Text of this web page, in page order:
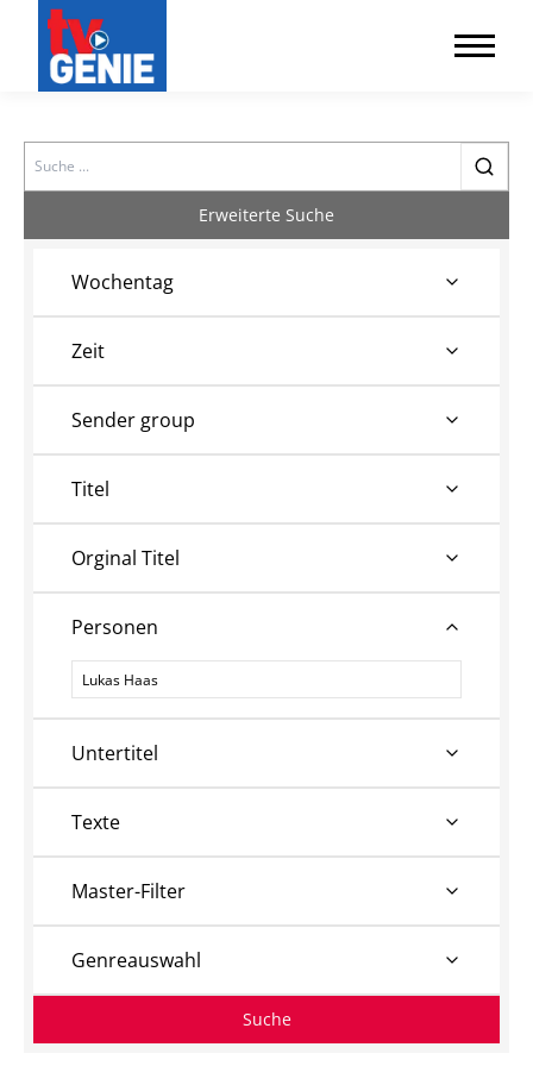
Search
Erweiterte Suche
Wochentag
Zeit
Sender group
Titel
Orginal Titel
Personen
Personen
Untertitel
Texte
Master-Filter
Genreauswahl
Suche